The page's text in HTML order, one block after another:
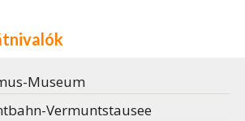
Museum
Vermuntstausee